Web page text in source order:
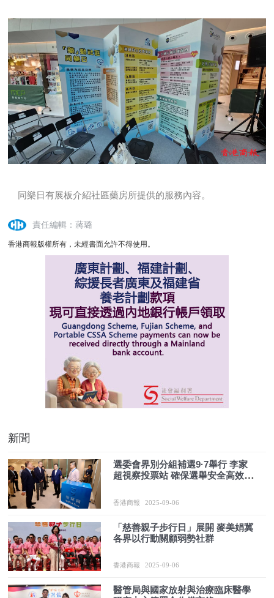
同樂日有展板介紹社區藥房所提供的服務內容。
責任編輯：蔣璐
香港商報版權所有，未經書面允許不得使用。
新聞
選委會界別分組補選9·7舉行 李家
超視察投票站 確保選舉安全高效進
香港商報 2025-09-06
「慈善親子步行日」展開 麥美娟冀
各界以行動關顧弱勢社群
香港商報 2025-09-06
醫管局與國家放射與治療臨床醫學